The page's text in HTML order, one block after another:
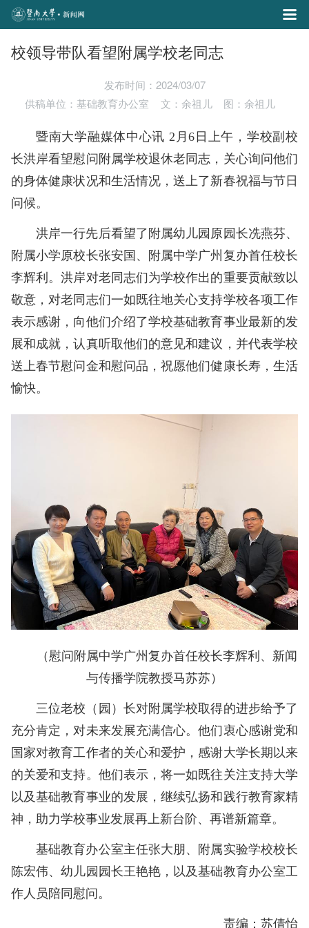
校领导带队看望附属学校老同志
发布时间：2024/03/07
供稿单位：基础教育办公室
文：余祖儿 图：余祖儿
暨南大学融媒体中心讯 2月6日上午，学校副校
长洪岸看望慰问附属学校退休老同志，关心询问他们
的身体健康状况和生活情况，送上了新春祝福与节日
问候。
洪岸一行先后看望了附属幼儿园原园长冼燕芬、
附属小学原校长张安国、附属中学广州复办首任校长
李辉利。洪岸对老同志们为学校作出的重要贡献致以
敬意，对老同志们一如既往地关心支持学校各项工作
表示感谢，向他们介绍了学校基础教育事业最新的发
展和成就，认真听取他们的意见和建议，并代表学校
送上春节慰问金和慰问品，祝愿他们健康长寿，生活
愉快。
（慰问附属中学广州复办首任校长李辉利、新闻
与传播学院教授马苏苏）
三位老校（园）长对附属学校取得的进步给予了
充分肯定，对未来发展充满信心。他们衷心感谢党和
国家对教育工作者的关心和爱护，感谢大学长期以来
的关爱和支持。他们表示，将一如既往关注支持大学
以及基础教育事业的发展，继续弘扬和践行教育家精
神，助力学校事业发展再上新台阶、再谱新篇章。
基础教育办公室主任张大朋、附属实验学校校长
陈宏伟、幼儿园园长王艳艳，以及基础教育办公室工
作人员陪同慰问。
责编：苏倩怡